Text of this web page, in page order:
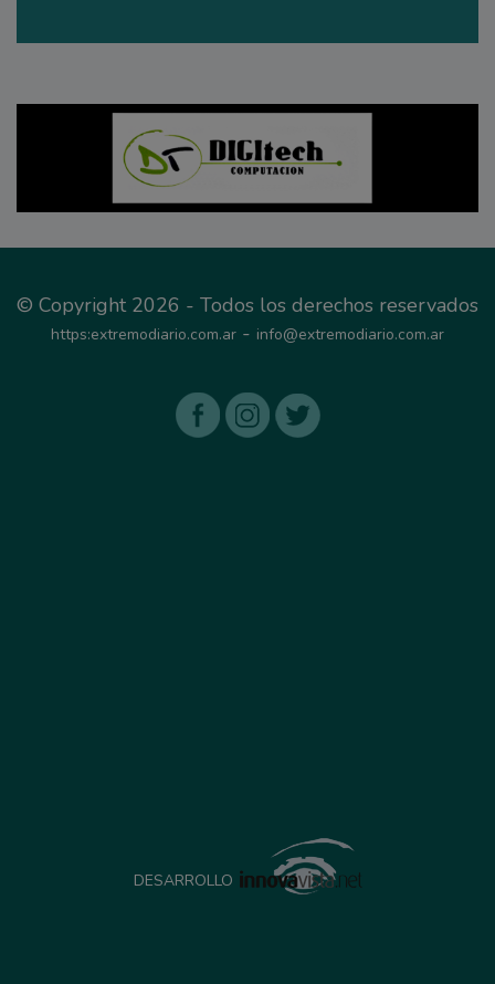
© Copyright 2026 - Todos los derechos reservados
https:extremodiario.com.ar - info@extremodiario.com.ar
DESARROLLO